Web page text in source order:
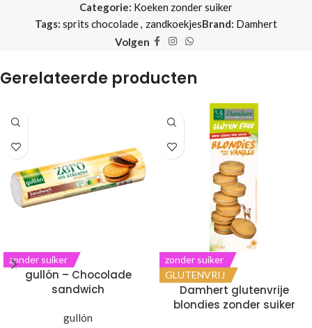
Categorie: Koeken zonder suiker
Tags: sprits chocolade, zandkoekjesBrand: Damhert
Volgen
Gerelateerde producten
zonder suiker
gullón – Chocolade
sandwich
gullón
zonder suiker
GLUTENVRIJ
Damhert glutenvrije
blondies zonder suiker